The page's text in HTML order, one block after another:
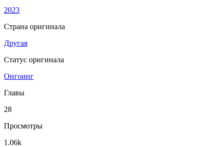
2023
Страна оригинала
Другая
Статус оригинала
Онгоинг
Главы
28
Просмотры
1.06k